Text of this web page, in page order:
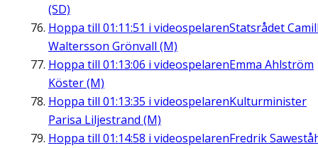
(SD)
Hoppa till 01:11:51 i videospelarenStatsrådet
Waltersson Grönvall (M)
Hoppa till 01:13:06 i videospelarenEmma Ahlström
Köster (M)
Hoppa till 01:13:35 i videospelarenKulturminister
Parisa Liljestrand (M)
Hoppa till 01:14:58 i videospelarenFredrik